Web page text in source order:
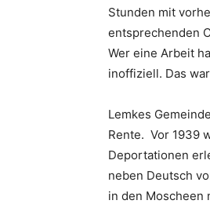
Stunden mit
entsprechenden
Wer eine Arbeit
inoffiziell. Das
Lemkes
Rente. Vor 1939
Deportationen
neben Deutsch
in den Moscheen